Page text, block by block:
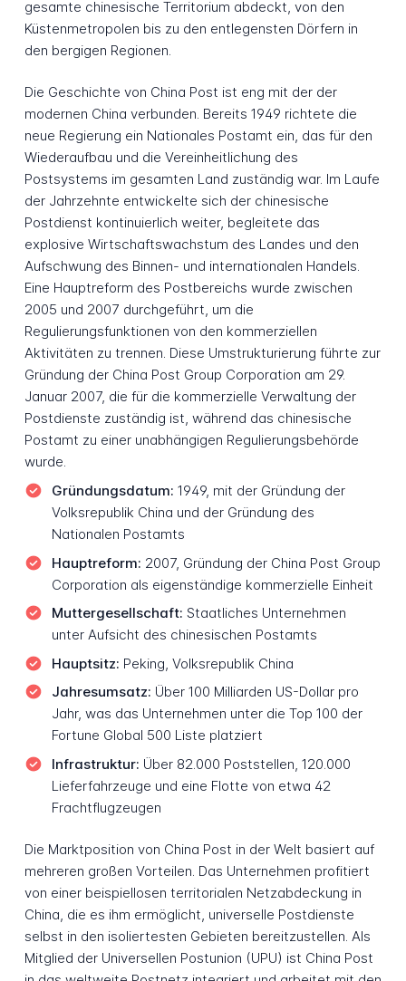
gesamte chinesische Territorium abdeckt, von den
Küstenmetropolen bis zu den entlegensten Dörfern in
den bergigen Regionen.
Die Geschichte von China Post ist eng mit der der
modernen China verbunden. Bereits 1949 richtete die
neue Regierung ein Nationales Postamt ein, das für den
Wiederaufbau und die Vereinheitlichung des
Postsystems im gesamten Land zuständig war. Im Laufe
der Jahrzehnte entwickelte sich der chinesische
Postdienst kontinuierlich weiter, begleitete das
explosive Wirtschaftswachstum des Landes und den
Aufschwung des Binnen- und internationalen Handels.
Eine Hauptreform des Postbereichs wurde zwischen
2005 und 2007 durchgeführt, um die
Regulierungsfunktionen von den kommerziellen
Aktivitäten zu trennen. Diese Umstrukturierung führte zur
Gründung der China Post Group Corporation am 29.
Januar 2007, die für die kommerzielle Verwaltung der
Postdienste zuständig ist, während das chinesische
Postamt zu einer unabhängigen Regulierungsbehörde
wurde.
Gründungsdatum: 1949, mit der Gründung der
Volksrepublik China und der Gründung des
Nationalen Postamts
Hauptreform: 2007, Gründung der China Post Group
Corporation als eigenständige kommerzielle Einheit
Muttergesellschaft: Staatliches Unternehmen
unter Aufsicht des chinesischen Postamts
Hauptsitz: Peking, Volksrepublik China
Jahresumsatz: Über 100 Milliarden US-Dollar pro
Jahr, was das Unternehmen unter die Top 100 der
Fortune Global 500 Liste platziert
Infrastruktur: Über 82.000 Poststellen, 120.000
Lieferfahrzeuge und eine Flotte von etwa 42
Frachtflugzeugen
Die Marktposition von China Post in der Welt basiert auf
mehreren großen Vorteilen. Das Unternehmen profitiert
von einer beispiellosen territorialen Netzabdeckung in
China, die es ihm ermöglicht, universelle Postdienste
selbst in den isoliertesten Gebieten bereitzustellen. Als
Mitglied der Universellen Postunion (UPU) ist China Post